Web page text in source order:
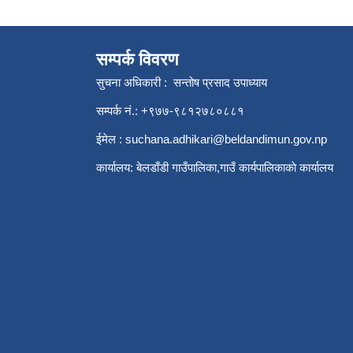
सम्पर्क विवरण
सुचना अधिकारी : सन्तोष प्रसाद उपाध्याय
सम्पर्क नं.: +९७७-९८१२७८०८८१
ईमेल : suchana.adhikari@beldandimun.gov.np
कार्यालय: बेलडाँडी गाउँपालिका,गाउँ कार्यपालिकाकाे कार्यालय